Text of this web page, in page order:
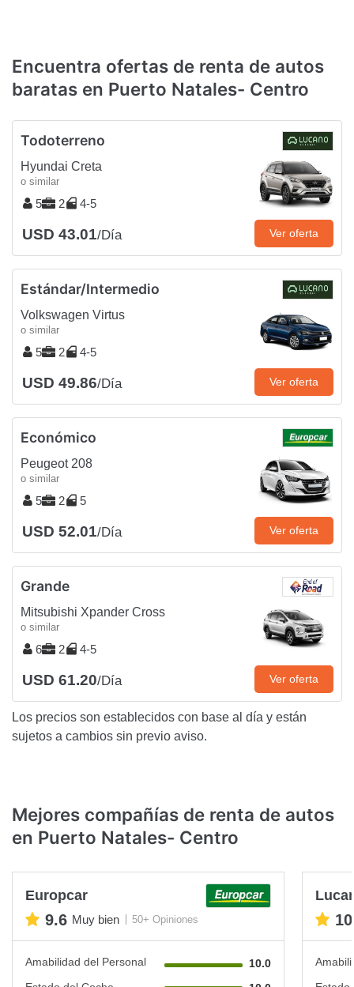
Encuentra ofertas de renta de autos
baratas en Puerto Natales- Centro
Todoterreno
Hyundai Creta
o similar
5 2 4-5
USD 43.01/Día Ver oferta
Estándar/Intermedio
Volkswagen Virtus
o similar
5 2 4-5
USD 49.86/Día Ver oferta
Económico
Peugeot 208
o similar
5 2 5
USD 52.01/Día Ver oferta
Grande
Mitsubishi Xpander Cross
o similar
6 2 4-5
USD 61.20/Día Ver oferta
Los precios son establecidos con base al día y están
sujetos a cambios sin previo aviso.
Mejores compañías de renta de autos
en Puerto Natales- Centro
Europcar
9.6 Muy bien 50+ Opiniones
Amabilidad del Personal
10.0